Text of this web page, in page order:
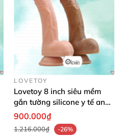
LOVETOY
Lovetoy 8 inch siêu mềm
gắn tường silicone y tế an
toàn
900.000₫
1.216.000₫
-26%